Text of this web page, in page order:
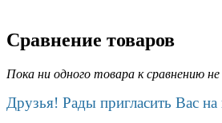
Сравнение товаров
Пока ни одного товара к сравнению не
Друзья! Рады пригласить Вас